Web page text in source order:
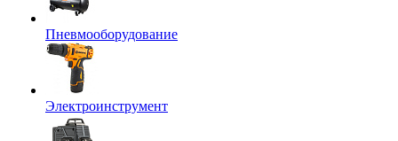
Пневмооборудование
Электроинструмент